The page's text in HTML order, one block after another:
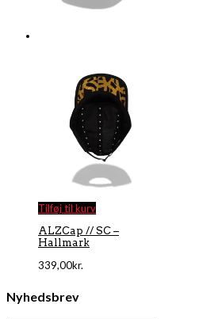
Tilføj til kurv
ALZCap // SC –
Hallmark
339,00kr.
Nyhedsbrev